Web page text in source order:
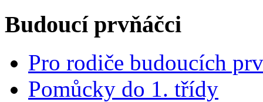
Budoucí prvňáčci
Pro rodiče budoucích
Pomůcky do 1. třídy